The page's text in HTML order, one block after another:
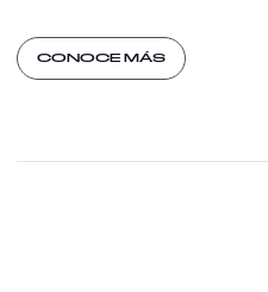
CONOCE MÁS